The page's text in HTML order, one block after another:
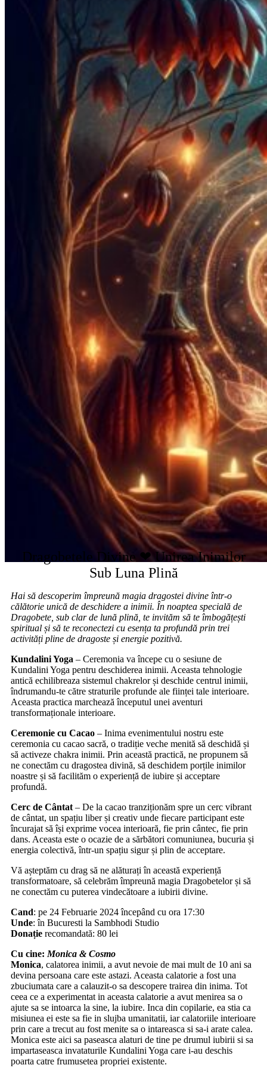
Dragobetele Divine ❤ Unirea Inimilor
Sub Luna Plină
Hai să descoperim împreună magia dragostei divine într-o
călătorie unică de deschidere a inimii. În noaptea specială de
Dragobete, sub clar de lună plină, te invităm să te îmbogățești
spiritual și să te reconectezi cu esența ta profundă prin trei
activități pline de dragoste și energie pozitivă.
Kundalini Yoga – Ceremonia va începe cu o sesiune de
Kundalini Yoga pentru deschiderea inimii. Aceasta tehnologie
antică echilibreaza sistemul chakrelor și deschide centrul inimii,
îndrumandu-te către straturile profunde ale ființei tale interioare.
Aceasta practica marchează începutul unei aventuri
transformaționale interioare.
Ceremonie cu Cacao – Inima evenimentului nostru este
ceremonia cu cacao sacră, o tradiție veche menită să deschidă și
să activeze chakra inimii. Prin această practică, ne propunem să
ne conectăm cu dragostea divină, să deschidem porțile inimilor
noastre și să facilităm o experiență de iubire și acceptare
profundă.
Cerc de Cântat – De la cacao tranziționăm spre un cerc vibrant
de cântat, un spațiu liber și creativ unde fiecare participant este
încurajat să își exprime vocea interioară, fie prin cântec, fie prin
dans. Aceasta este o ocazie de a sărbători comuniunea, bucuria și
energia colectivă, într-un spațiu sigur și plin de acceptare.
Vă așteptăm cu drag să ne alăturați în această experiență
transformatoare, să celebrăm împreună magia Dragobetelor și să
ne conectăm cu puterea vindecătoare a iubirii divine.
Cand: pe 24 Februarie 2024 începând cu ora 17:30
Unde: în Bucuresti la Sambhodi Studio
Donație recomandată: 80 lei
Cu cine: Monica & Cosmo
Monica, calatorea inimii, a avut nevoie de mai mult de 10 ani sa
devina persoana care este astazi. Aceasta calatorie a fost una
zbuciumata care a calauzit-o sa descopere trairea din inima. Tot
ceea ce a experimentat in aceasta calatorie a avut menirea sa o
ajute sa se intoarca la sine, la iubire. Inca din copilarie, ea stia ca
misiunea ei este sa fie in slujba umanitatii, iar calatoriile interioare
prin care a trecut au fost menite sa o intareasca si sa-i arate calea.
Monica este aici sa paseasca alaturi de tine pe drumul iubirii si sa
impartaseasca invataturile Kundalini Yoga care i-au deschis
poarta catre frumusetea propriei existente.